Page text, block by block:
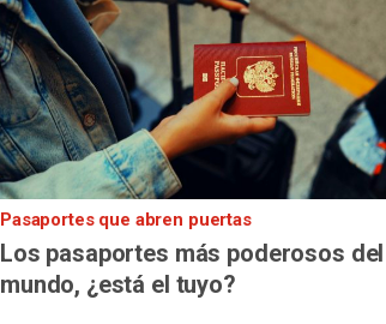
Pasaportes que abren puertas
Los pasaportes más poderosos del
mundo, ¿está el tuyo?